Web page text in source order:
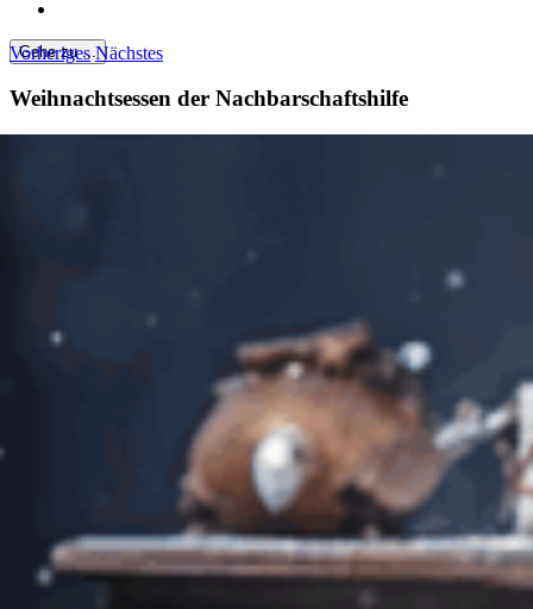
Gehe zu ...
Vorheriges Nächstes
Weihnachtsessen der Nachbarschaftshilfe